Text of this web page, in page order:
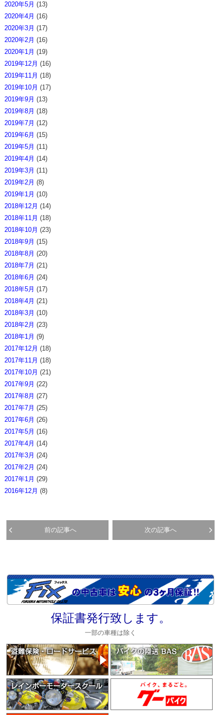
2020年5月 (13)
2020年4月 (16)
2020年3月 (17)
2020年2月 (16)
2020年1月 (19)
2019年12月 (16)
2019年11月 (18)
2019年10月 (17)
2019年9月 (13)
2019年8月 (18)
2019年7月 (12)
2019年6月 (15)
2019年5月 (11)
2019年4月 (14)
2019年3月 (11)
2019年2月 (8)
2019年1月 (10)
2018年12月 (14)
2018年11月 (18)
2018年10月 (23)
2018年9月 (15)
2018年8月 (20)
2018年7月 (21)
2018年6月 (24)
2018年5月 (17)
2018年4月 (21)
2018年3月 (10)
2018年2月 (23)
2018年1月 (9)
2017年12月 (18)
2017年11月 (18)
2017年10月 (21)
2017年9月 (22)
2017年8月 (27)
2017年7月 (25)
2017年6月 (26)
2017年5月 (16)
2017年4月 (14)
2017年3月 (24)
2017年2月 (24)
2017年1月 (29)
2016年12月 (8)
前の記事へ 次の記事へ
保証書発行致します。
一部の車種は除く